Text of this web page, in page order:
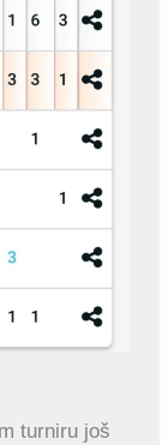
turniru još